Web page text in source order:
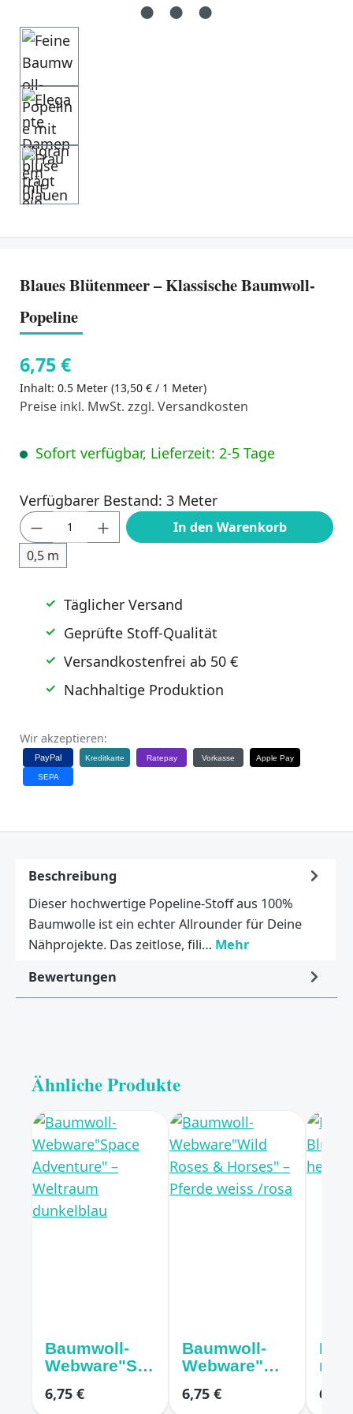
Blaues Blütenmeer – Klassische Baumwoll-
Popeline
6,75 €
Inhalt: 0.5 Meter (13,50 € / 1 Meter)
Preise inkl. MwSt. zzgl. Versandkosten
Sofort verfügbar, Lieferzeit: 2-5 Tage
Verfügbarer Bestand: 3 Meter
Produkt Anzahl: Gib den gewünschten
0,5 m
In den Warenkorb
Täglicher Versand
Geprüfte Stoff-Qualität
Versandkostenfrei ab 50 €
Nachhaltige Produktion
Wir akzeptieren:
PayPal Kreditkarte Ratepay Vorkasse Apple Pay
SEPA
Beschreibung
Dieser hochwertige Popeline-Stoff aus 100%
Baumwolle ist ein echter Allrounder für Deine
Nähprojekte. Das zeitlose, fili… Mehr
Bewertungen
Ähnliche Produkte
Baumwoll-
Webware"Sp
Adventure" –
6,75 €
Baumwoll-
Webware"Wil
Horses" –
6,75 €
mit
er
6,75